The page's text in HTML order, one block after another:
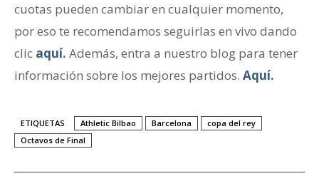
cuotas pueden cambiar en cualquier momento,
por eso te recomendamos seguirlas en vivo dando
clic aquí. Además, entra a nuestro blog para tener
información sobre los mejores partidos. Aquí.
ETIQUETAS Athletic Bilbao Barcelona
copa del rey
Octavos de Final